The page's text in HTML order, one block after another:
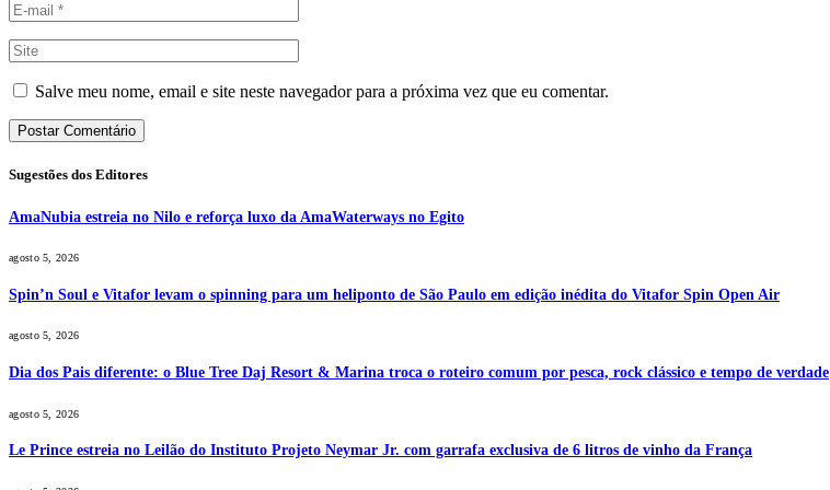
Salve meu nome, email e site neste navegador para a próxima vez que eu comentar.
Sugestões dos Editores
AmaNubia estreia no Nilo e reforça luxo da AmaWaterways no Egito
agosto 5, 2026
Spin’n Soul e Vitafor levam o spinning para um heliponto de São Paulo em edição inédita do Vitafor Spin Open Air
agosto 5, 2026
Dia dos Pais diferente: o Blue Tree Daj Resort & Marina troca o roteiro comum por pesca, rock clássico e tempo de verdade
agosto 5, 2026
Le Prince estreia no Leilão do Instituto Projeto Neymar Jr. com garrafa exclusiva de 6 litros de vinho da França